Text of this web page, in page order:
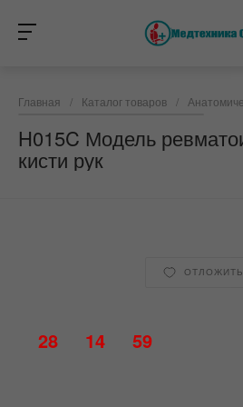
Главная / Каталог товаров /
H015C Модель
кисти рук
ОТЛОЖИТЬ
28 14 59